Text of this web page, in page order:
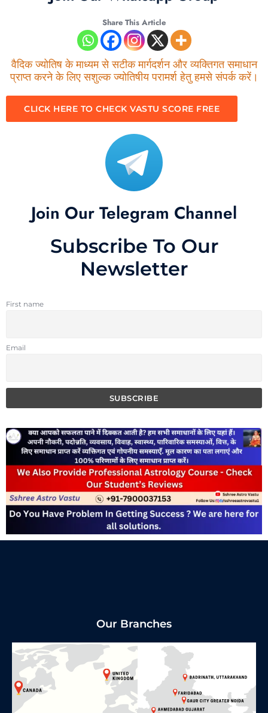
Share This Article
वैदिक ज्योतिष के माध्यम से सटीक मार्गदर्शन और व्यक्तिगत समाधान
प्राप्त करने के लिए सशुल्क ज्योतिषीय परामर्श हेतु हमसे संपर्क करें।
CLICK HERE TO CHECK VASTU SCORE FREE
Join Our Telegram Channel
Subscribe To Our
Newsletter
First name
Email
Our Branches